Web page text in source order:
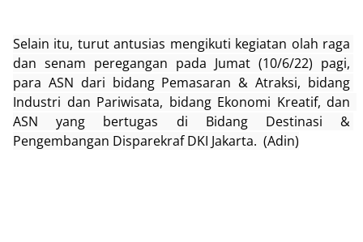
Selain itu, turut antusias mengikuti kegiatan olah raga
dan senam peregangan pada Jumat (10/6/22)
para ASN dari bidang Pemasaran & Atraksi, bidang
Industri dan Pariwisata, bidang Ekonomi Kreatif, dan
ASN yang bertugas di Bidang Destinasi &
Pengembangan Disparekraf DKI Jakarta. (Adin)